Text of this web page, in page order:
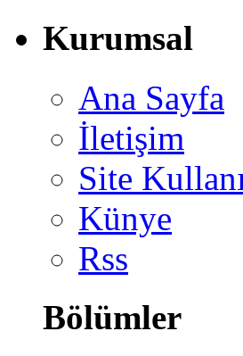
Kurumsal
Ana Sayfa
İletişim
Site
Künye
Rss
Bölümler